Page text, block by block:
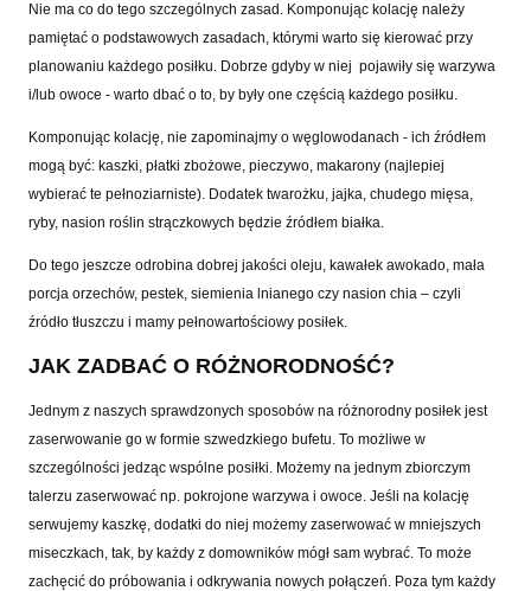
Nie ma co do tego szczególnych zasad. Komponując kolację należy
pamiętać o podstawowych zasadach, którymi warto się kierować przy
planowaniu każdego posiłku. Dobrze gdyby w niej pojawiły się warzywa
i/lub owoce - warto dbać o to, by były one częścią każdego posiłku.
Komponując kolację, nie zapominajmy o węglowodanach - ich źródłem
mogą być: kaszki, płatki zbożowe, pieczywo, makarony (najlepiej
wybierać te pełnoziarniste). Dodatek twarożku, jajka, chudego mięsa,
ryby, nasion roślin strączkowych będzie źródłem białka.
Do tego jeszcze odrobina dobrej jakości oleju, kawałek awokado, mała
porcja orzechów, pestek, siemienia lnianego czy nasion chia – czyli
źródło tłuszczu i mamy pełnowartościowy posiłek.
JAK ZADBAĆ O RÓŻNORODNOŚĆ?
Jednym z naszych sprawdzonych sposobów na różnorodny posiłek jest
zaserwowanie go w formie szwedzkiego bufetu. To możliwe w
szczególności jedząc wspólne posiłki. Możemy na jednym zbiorczym
talerzu zaserwować np. pokrojone warzywa i owoce. Jeśli na kolację
serwujemy kaszkę, dodatki do niej możemy zaserwować w mniejszych
miseczkach, tak, by każdy z domowników mógł sam wybrać. To może
zachęcić do próbowania i odkrywania nowych połączeń. Poza tym każdy